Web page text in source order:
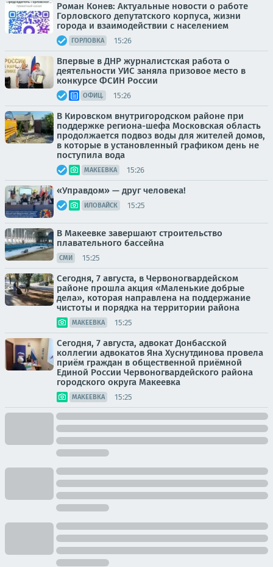
Роман Конев: Актуальные новости о работе
Горловского депутатского корпуса, жизни
города и взаимодействии с населением
ГОРЛОВКА 15:26
Впервые в ДНР журналистская работа о
деятельности УИС заняла призовое место в
конкурсе ФСИН России
ОФИЦ. 15:26
В Кировском внутригородском районе при
поддержке региона-шефа Московская область
продолжается подвоз воды для жителей домов,
в которые в установленный графиком день не
поступила вода
МАКЕЕВКА 15:26
«Управдом» — друг человека!
ИЛОВАЙСК 15:25
В Макеевке завершают строительство
плавательного бассейна
СМИ 15:25
Сегодня, 7 августа, в Червоногвардейском
районе прошла акция «Маленькие добрые
дела», которая направлена на поддержание
чистоты и порядка на территории района
МАКЕЕВКА 15:25
Сегодня, 7 августа, адвокат Донбасской
коллегии адвокатов Яна Хуснутдинова провела
приём граждан в общественной приёмной
Единой России Червоногвардейского района
городского округа Макеевка
МАКЕЕВКА 15:25